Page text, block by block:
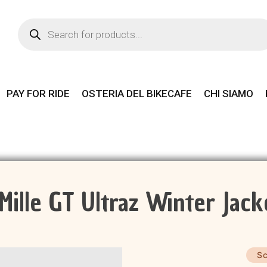
Products
search
PAY FOR RIDE OSTERIA DEL BIKECAFE CHI SIAMO
GT Ultraz Winter